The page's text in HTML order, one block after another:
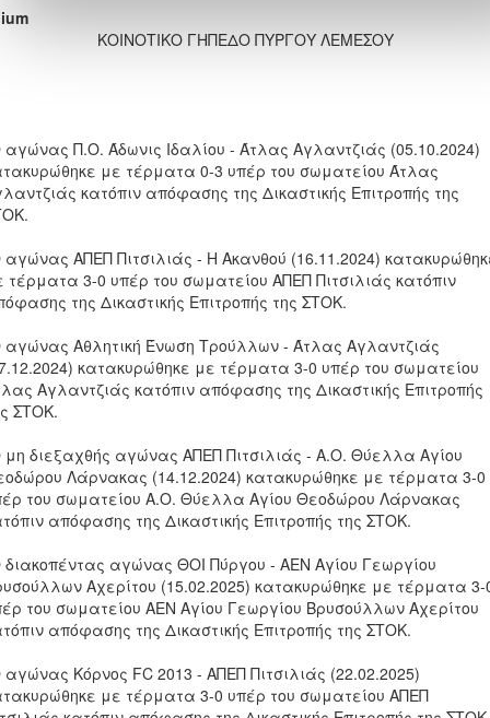
ΚΟΙΝΟΤΙΚΟ ΓΗΠΕΔΟ ΠΥΡΓΟΥ ΛΕΜΕΣΟΥ
αγώνας Π.Ο. Άδωνις Ιδαλίου - Άτλας Αγλαντζιάς (05.10.2024)
με τέρματα 0-3 υπέρ του σωματείου Άτλας
κατόπιν απόφασης της Δικαστικής Επιτροπής της
αγώνας ΑΠΕΠ Πιτσιλιάς - Η Ακανθού (16.11.2024)
τέρματα 3-0 υπέρ του σωματείου ΑΠΕΠ Πιτσιλιάς κατόπιν
της Δικαστικής Επιτροπής της ΣΤΟΚ.
αγώνας Αθλητική Ένωση Τρούλλων - Άτλας Αγλαντζιάς
κατακυρώθηκε με τέρματα 3-0 υπέρ του σωματείου
Αγλαντζιάς κατόπιν απόφασης της Δικαστικής Επιτροπής
ΣΤΟΚ.
μη διεξαχθής αγώνας ΑΠΕΠ Πιτσιλιάς - Α.Ο. Θύελλα Αγίου
Λάρνακας (14.12.2024) κατακυρώθηκε με τέρματα 3-0
του σωματείου Α.Ο. Θύελλα Αγίου Θεοδώρου Λάρνακας
απόφασης της Δικαστικής Επιτροπής της ΣΤΟΚ.
διακοπέντας αγώνας ΘΟΙ Πύργου - ΑΕΝ Αγίου Γεωργίου
Αχερίτου (15.02.2025) κατακυρώθηκε με τέρματα 3-
του σωματείου ΑΕΝ Αγίου Γεωργίου Βρυσούλλων Αχερίτου
απόφασης της Δικαστικής Επιτροπής της ΣΤΟΚ.
Κόρνος FC 2013 - ΑΠΕΠ Πιτσιλιάς (22.02.2025)
με τέρματα 3-0 υπέρ του σωματείου ΑΠΕΠ